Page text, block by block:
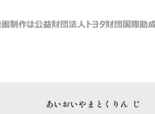
あいおいやま とく りん じ